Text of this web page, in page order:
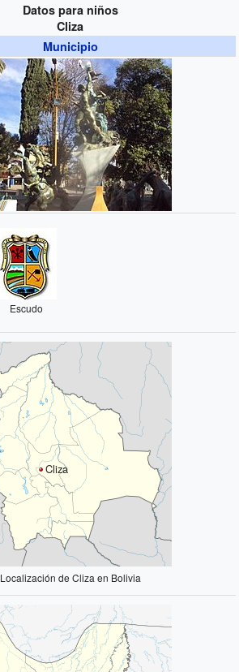
Datos para niños
Cliza
Municipio
Escudo
Cliza
Localización de Cliza en Bolivia